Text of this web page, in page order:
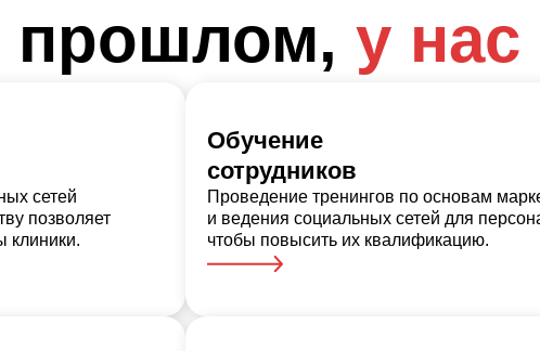
прошлом, у
сетей
позволяет
клиники.
Обучение
сотрудников
Проведение тренингов по основам
и ведения социальных сетей для
чтобы повысить их квалификацию.